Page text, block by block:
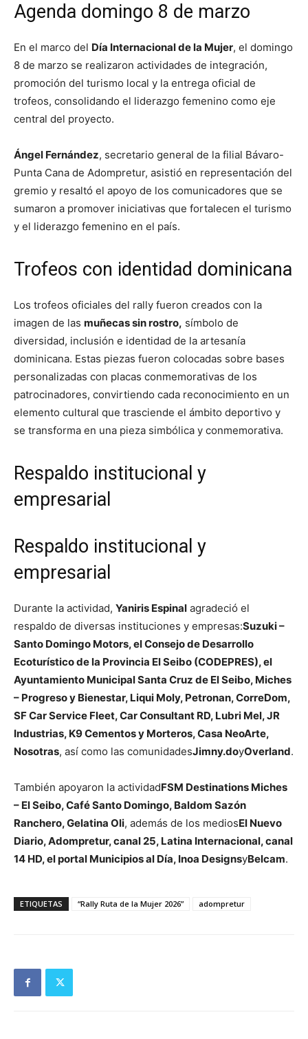
Agenda domingo 8 de marzo
En el marco del Día Internacional de la Mujer, el domingo
8 de marzo se realizaron actividades de integración,
promoción del turismo local y la entrega oficial de
trofeos, consolidando el liderazgo femenino como eje
central del proyecto.
Ángel Fernández, secretario general de la filial Bávaro-
Punta Cana de Adompretur, asistió en representación del
gremio y resaltó el apoyo de los comunicadores que se
sumaron a promover iniciativas que fortalecen el turismo
y el liderazgo femenino en el país.
Trofeos con identidad dominicana
Los trofeos oficiales del rally fueron creados con la
imagen de las muñecas sin rostro, símbolo de
diversidad, inclusión e identidad de la artesanía
dominicana. Estas piezas fueron colocadas sobre bases
personalizadas con placas conmemorativas de los
patrocinadores, convirtiendo cada reconocimiento en un
elemento cultural que trasciende el ámbito deportivo y
se transforma en una pieza simbólica y conmemorativa.
Respaldo institucional y
empresarial
Respaldo institucional y
empresarial
Durante la actividad, Yaniris Espinal agradeció el
respaldo de diversas instituciones y empresas:Suzuki –
Santo Domingo Motors, el Consejo de Desarrollo
Ecoturístico de la Provincia El Seibo (CODEPRES), el
Ayuntamiento Municipal Santa Cruz de El Seibo, Miches
– Progreso y Bienestar, Liqui Moly, Petronan, CorreDom,
SF Car Service Fleet, Car Consultant RD, Lubri Mel, JR
Industrias, K9 Cementos y Morteros, Casa NeoArte,
Nosotras, así como las comunidadesJimny.doyOverland.
También apoyaron la actividadFSM Destinations Miches
– El Seibo, Café Santo Domingo, Baldom Sazón
Ranchero, Gelatina Oli, además de los mediosEl Nuevo
Diario, Adompretur, canal 25, Latina Internacional, canal
14 HD, el portal Municipios al Día, Inoa DesignsyBelcam.
ETIQUETAS “Rally Ruta de la Mujer 2026” adompretur